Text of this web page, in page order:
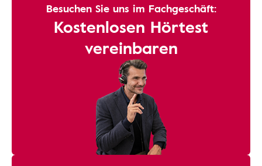
Besuchen Sie uns im Fachgeschäft:
Kostenlosen Hörtest
vereinbaren